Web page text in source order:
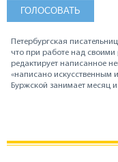
Петербургская
что при работе над
редактирует написанное
«написано искусственным
Буржской занимает месяц